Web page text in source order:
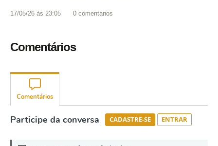
17/05/26 às 23:05 0 comentários
Comentários